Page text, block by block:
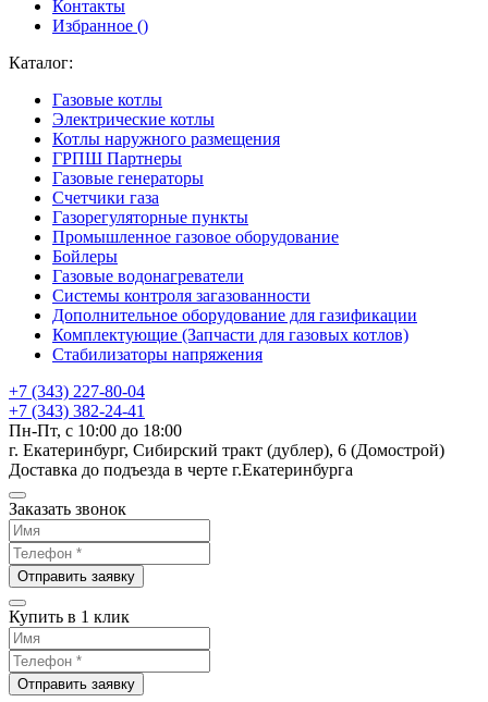
Контакты
Избранное ()
Каталог:
Газовые котлы
Электрические котлы
Котлы наружного размещения
ГРПШ Партнеры
Газовые генераторы
Счетчики газа
Газорегуляторные пункты
Промышленное газовое оборудование
Бойлеры
Газовые водонагреватели
Системы контроля загазованности
Дополнительное оборудование для газификации
Комплектующие (Запчасти для газовых котлов)
Стабилизаторы напряжения
+7 (343) 227-80-04
+7 (343) 382-24-41
Пн-Пт, с 10:00 до 18:00
г. Екатеринбург, Сибирский тракт (дублер), 6 (Домострой)
Доставка до подъезда в черте г.Екатеринбурга
Заказать звонок
Отправить заявку
Купить в 1 клик
Отправить заявку